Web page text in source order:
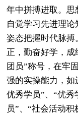
年中拼搏进取。思
自觉学习先进理
姿态把握时代脉
正，勤奋好学，成
团员”称号，在牢
强的实操能力，如
优秀学员”、“优秀
员”、“社会活动积